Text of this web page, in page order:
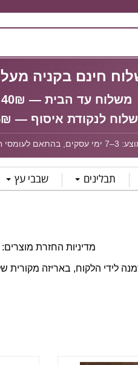
חינם בקניה מעל 350₪
משלוח עד הבית — 40₪
לנקודת איסוף — 25₪
השליחויות
תבלינים שבבי עץ
מדיניות החזרת מוצרים: